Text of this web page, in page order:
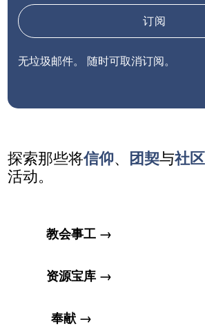
订阅
无垃圾邮件。 随时可取消订阅。
探索那些将信仰、 团契与社区
活动。
教会事工 →
资源宝库 →
奉献 →